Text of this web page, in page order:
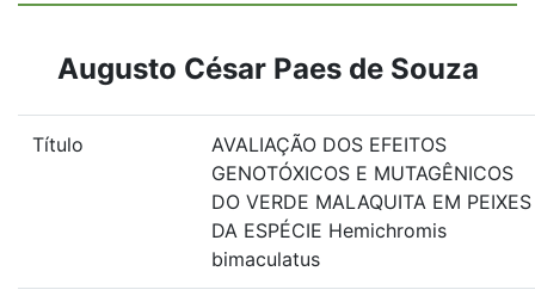
Augusto César Paes de Souza
Título
AVALIAÇÃO DOS EFEITOS
GENOTÓXICOS E MUTAGÊNICOS
DO VERDE MALAQUITA EM PEIXES
DA ESPÉCIE Hemichromis
bimaculatus